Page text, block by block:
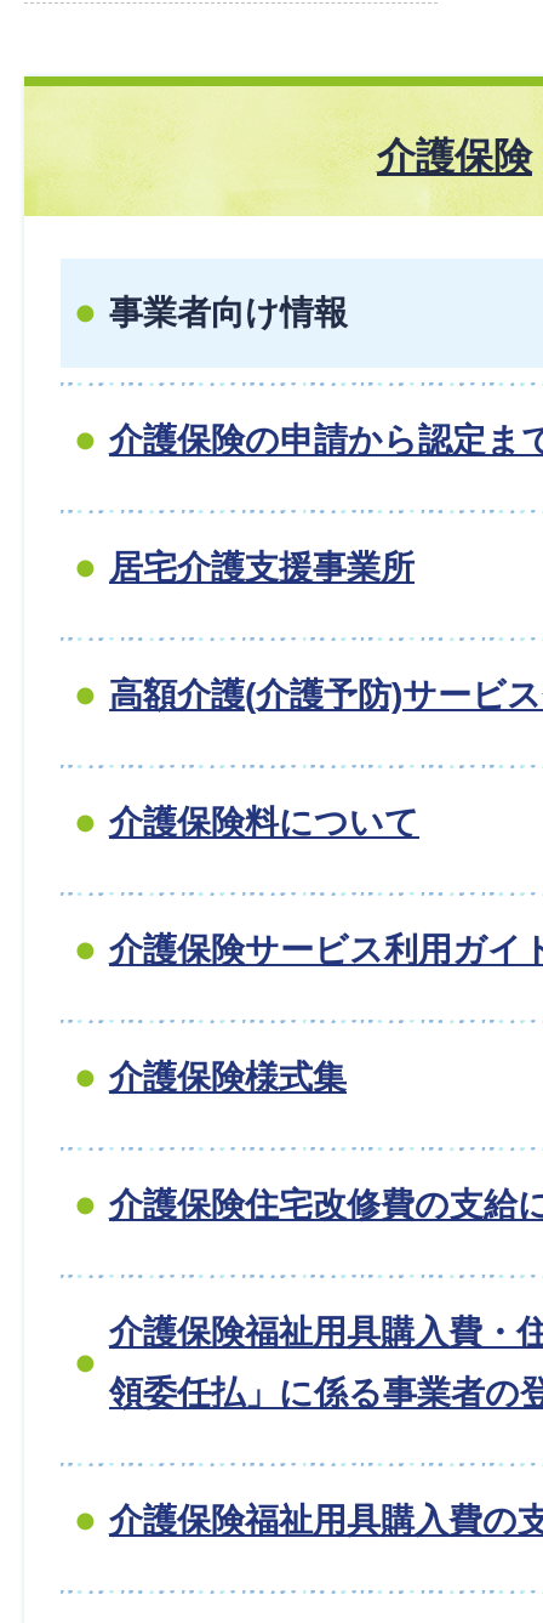
介護保険
事業者向け情報
介護保険の申請から認定ま
居宅介護支援事業所
高額介護(介護予防)サービ
介護保険料について
介護保険サービス利用ガイ
介護保険様式集
介護保険住宅改修費の支給
介護保険福祉用具購入費・
領委任払」に係る事業者の
介護保険福祉用具購入費の